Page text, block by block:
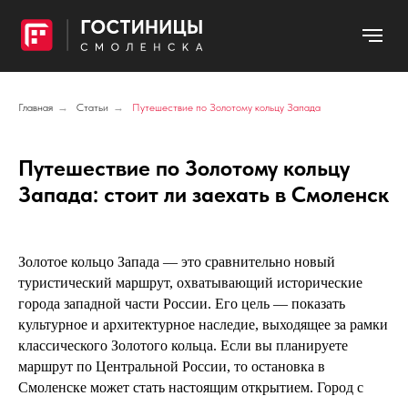
Главная → Статьи → Путешествие по Золотому кольцу Запада
Путешествие по Золотому кольцу
Запада: стоит ли заехать в Смоленск
Золотое кольцо Запада — это сравнительно новый
туристический маршрут, охватывающий исторические
города западной части России. Его цель — показать
культурное и архитектурное наследие, выходящее за рамки
классического Золотого кольца. Если вы планируете
маршрут по Центральной России, то остановка в
Смоленске может стать настоящим открытием. Город с